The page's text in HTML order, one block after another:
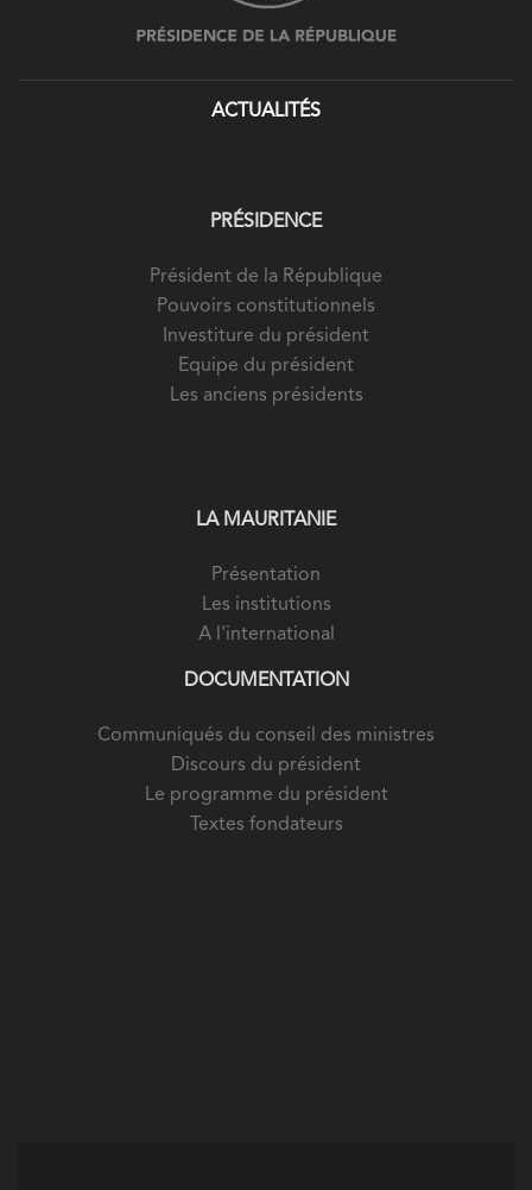
ACTUALITÉS
PRÉSIDENCE
Président de la République
Pouvoirs constitutionnels
Investiture du président
Equipe du président
Les anciens présidents
LA MAURITANIE
Présentation
Les institutions
A l'international
DOCUMENTATION
Communiqués du conseil des ministres
Discours du président
Le programme du président
Textes fondateurs